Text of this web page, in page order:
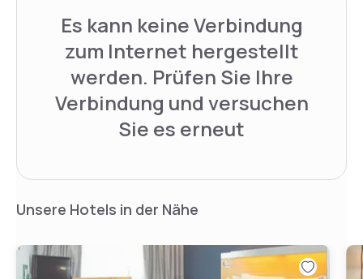
Es kann keine Verbindung
zum Internet hergestellt
werden. Prüfen Sie Ihre
Verbindung und versuchen
Sie es erneut
Unsere Hotels in der Nähe